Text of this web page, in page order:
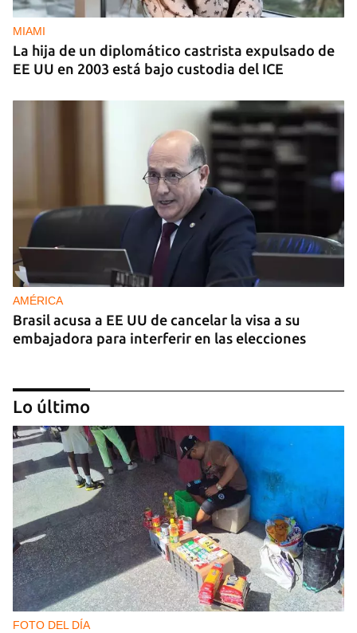
MIAMI
La hija de un diplomático castrista expulsado de
EE UU en 2003 está bajo custodia del ICE
AMÉRICA
Brasil acusa a EE UU de cancelar la visa a su
embajadora para interferir en las elecciones
GUERRA
Al menos 17 muertos y 44 heridos en ataques
nocturnos de Rusia sobre la región de Kiev
Lo último
FOTO DEL DÍA